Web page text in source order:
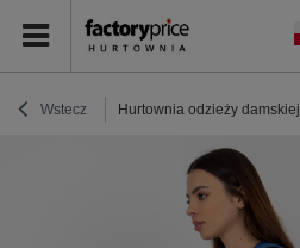
Wstecz Hurtownia odzieży damskiej